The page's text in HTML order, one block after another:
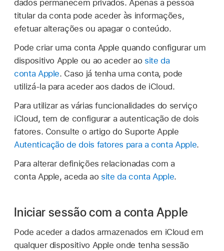
dados permanecem privados. Apenas a pessoa
titular da conta pode aceder às informações,
efetuar alterações ou apagar o conteúdo.
Pode criar uma conta Apple quando configurar um
dispositivo Apple ou ao aceder ao site da
conta Apple. Caso já tenha uma conta, pode
utilizá‑la para aceder aos dados de iCloud.
Para utilizar as várias funcionalidades do serviço
iCloud, tem de configurar a autenticação de dois
fatores. Consulte o artigo do Suporte Apple
Autenticação de dois fatores para a conta Apple.
Para alterar definições relacionadas com a
conta Apple, aceda ao site da conta Apple.
Iniciar sessão com a conta Apple
Pode aceder a dados armazenados em iCloud em
qualquer dispositivo Apple onde tenha sessão